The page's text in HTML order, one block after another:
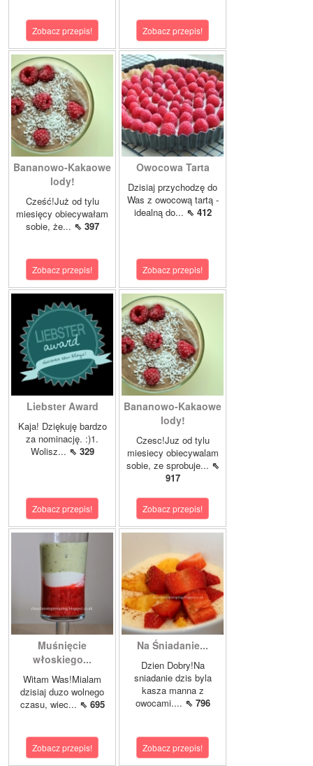
Zobacz przepis! Zobacz przepis!
Bananowo-Kakaowe
lody!
Cześć!Już od tylu
miesięcy obiecywałam
sobie, że... ⇖ 397
Zobacz przepis!
Owocowa Tarta
Dzisiaj przychodzę do
Was z owocową tartą -
idealną do... ⇖ 412
Zobacz przepis!
Liebster Award
Kaja! Dziękuję bardzo
za nominację. :)1.
Wolisz... ⇖ 329
Zobacz przepis!
Bananowo-Kakaowe
lody!
Czesc!Juz od tylu
miesiecy obiecywalam
sobie, ze sprobuje... ⇖
917
Zobacz przepis!
Muśnięcie
włoskiego...
Witam Was!Mialam
dzisiaj duzo wolnego
czasu, wiec... ⇖ 695
Zobacz przepis!
Na Śniadanie...
Dzien Dobry!Na
sniadanie dzis byla
kasza manna z
owocami.... ⇖ 796
Zobacz przepis!